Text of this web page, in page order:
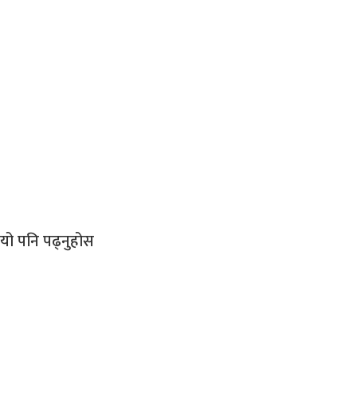
योपनि पढ्नुहोस